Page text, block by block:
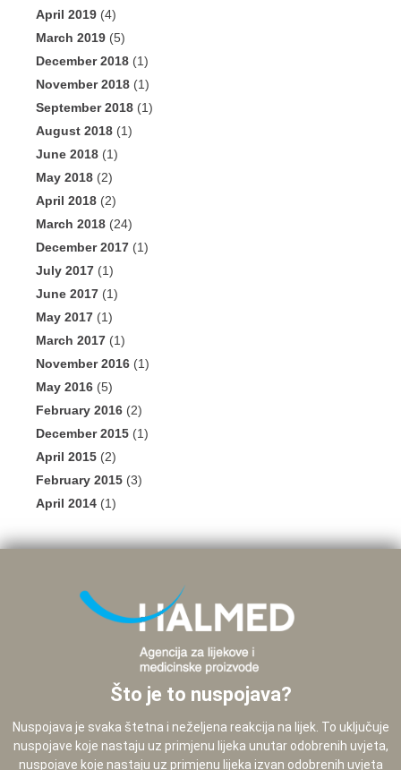
April 2019 (4)
March 2019 (5)
December 2018 (1)
November 2018 (1)
September 2018 (1)
August 2018 (1)
June 2018 (1)
May 2018 (2)
April 2018 (2)
March 2018 (24)
December 2017 (1)
July 2017 (1)
June 2017 (1)
May 2017 (1)
March 2017 (1)
November 2016 (1)
May 2016 (5)
February 2016 (2)
December 2015 (1)
April 2015 (2)
February 2015 (3)
April 2014 (1)
Što je to nuspojava?
Nuspojava je svaka štetna i neželjena reakcija na lijek. To uključuje
nuspojave koje nastaju uz primjenu lijeka unutar odobrenih uvjeta,
nuspojave koje nastaju uz primjenu lijeka izvan odobrenih uvjeta